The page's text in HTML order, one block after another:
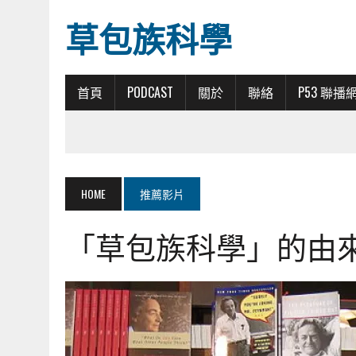
草包族科學
首頁 PODCAST 關於 聯絡 P53 聯播
HOME 推薦影片
「草包族科學」的由